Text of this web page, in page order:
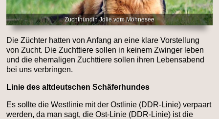
Zuchthündin Jolie vom Möhnesee
Die Züchter hatten von Anfang an eine klare Vorstellung
von Zucht. Die Zuchttiere sollen in keinem Zwinger leben
und die ehemaligen Zuchttiere sollen ihren Lebensabend
bei uns verbringen.
Linie des altdeutschen Schäferhundes
Es sollte die Westlinie mit der Ostlinie (DDR-Linie) verpaart
werden, da man sagt, die Ost-Linie (DDR-Linie) ist die